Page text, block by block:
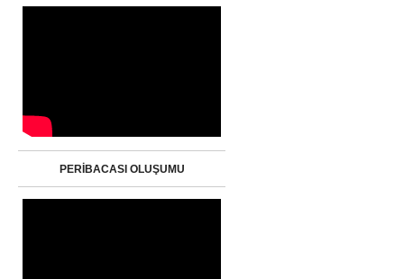
PERİBACASI OLUŞUMU